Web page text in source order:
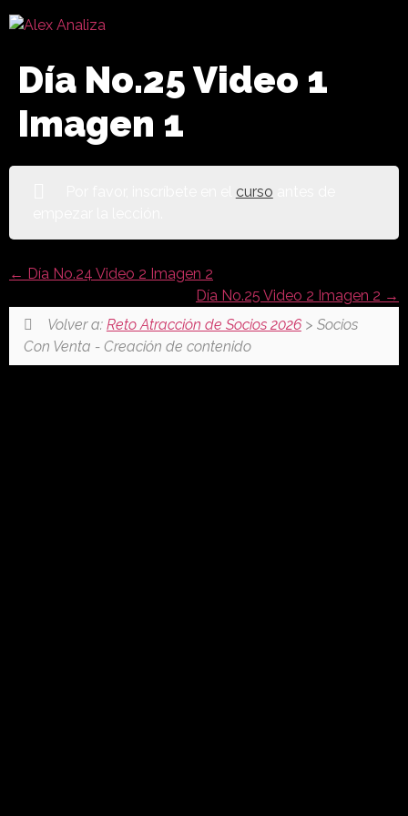
Día No.25 Video 1
Imagen 1
curso
Día No.24 Video 2 Imagen 2
Día No.25 Video 2 Imagen 2
Volver a: Reto Atracción de Socios 2026> Socios
Con Venta - Creación de contenido